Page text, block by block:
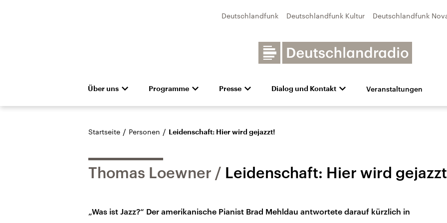
Deutschlandfunk Deutschlandfunk Kultur Deutschlandfunk
Über uns Programme Presse Dialog und Kontakt Veranstaltungen
Startseite / Personen / Leidenschaft: Hier wird gejazzt!
Thomas Loewner Leidenschaft: Hier wird
„Was ist Jazz?“ Der amerikanische Pianist Brad Mehldau antwortete darauf kürzlich in